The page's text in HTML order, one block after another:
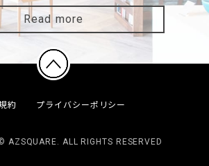
Read more
約 プライバシーポリシー
AZSQUARE. ALL RIGHTS RESERVED